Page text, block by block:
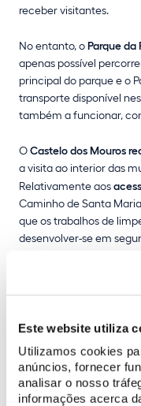
Este website utiliza
Utilizamos cookies
anúncios, fornecer
analisar o nosso
informações acerca
receber visitantes.
No entanto, oParque da
apenas possível
principal do parque e o
transporte disponível
também a funcionar,
OCastelo dos Mouros
a visita ao interior das
Relativamente aos
Caminho de Santa
que os trabalhos de
desenvolver-se em
entre o Centro
NoParque e Palácio de
Permanecerão
da Condessa d’Edla e o